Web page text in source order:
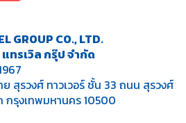
GROUP CO., LTD.
ทรเวิล กรุ๊ป จำกัด
ย สุรวงศ์ ทาวเวอร์ ชั้น 33 ถนน สุรวงศ์
กรุงเทพมหานคร 10500